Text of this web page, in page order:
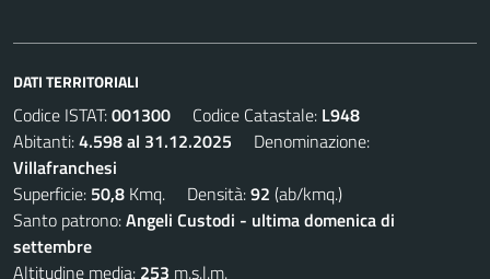
DATI TERRITORIALI
Codice ISTAT:001300 Codice Catastale: L948
Abitanti:4.598 al 31.12.2025 Denominazione:
Villafranchesi
Superficie: 50,8 Kmq. Densità:92 (ab/kmq.)
Santo patrono:Angeli Custodi - ultima domenica di
settembre
Altitudine media: 253 m.s.l.m.